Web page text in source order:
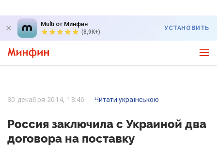
Multi от Минфин
(8,9K+)
УСТАНОВИТЬ
30 декабря 2014, 18:46 Читати українською
Россия заключила с Украиной два
договора на поставку